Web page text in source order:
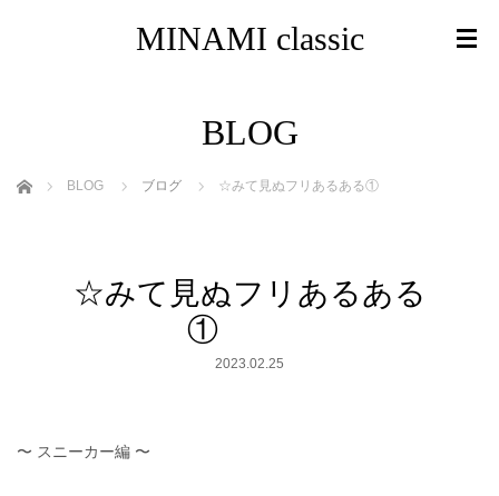
MINAMI classic
BLOG
ホーム BLOG ブログ ☆みて見ぬフリあるある①
☆みて見ぬフリあるある
①
2023.02.25
〜 スニーカー編 〜